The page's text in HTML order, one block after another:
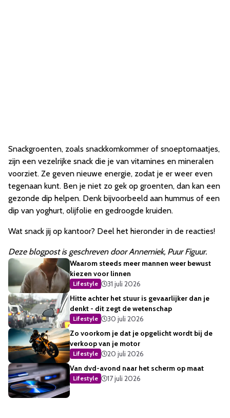
Snackgroenten, zoals snackkomkommer of snoeptomaatjes,
zijn een vezelrijke snack die je van vitamines en mineralen
voorziet. Ze geven nieuwe energie, zodat je er weer even
tegenaan kunt. Ben je niet zo gek op groenten, dan kan een
gezonde dip helpen. Denk bijvoorbeeld aan hummus of een
dip van yoghurt, olijfolie en gedroogde kruiden.
Wat snack jij op kantoor? Deel het hieronder in de reacties!
Deze blogpost is geschreven door Annemiek, Puur Figuur.
Waarom steeds meer mannen weer bewust
kiezen voor linnen
Lifestyle
31 juli 2026
Hitte achter het stuur is gevaarlijker dan je
denkt - dit zegt de wetenschap
Lifestyle
30 juli 2026
Zo voorkom je dat je opgelicht wordt bij de
verkoop van je motor
Lifestyle
20 juli 2026
Van dvd-avond naar het scherm op maat
Lifestyle 17 juli 2026